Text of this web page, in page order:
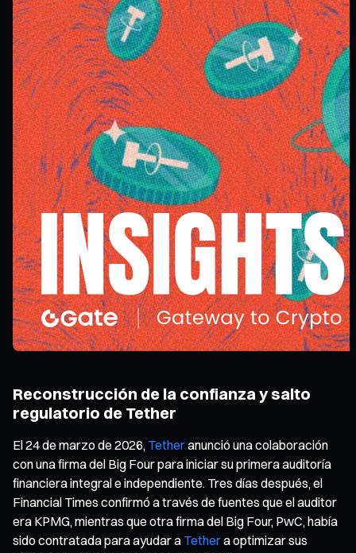
Reconstrucción de la confianza y salto
regulatorio de Tether
El 24 de marzo de 2026, Tetheranunció una colaboración
con una firma del Big Four para iniciar su primera auditoría
financiera integral e independiente. Tres días después, el
Financial Times confirmó a través de fuentes que el auditor
era KPMG, mientras que otra firma del Big Four, PwC, había
sido contratada para ayudar a Tethera optimizar sus